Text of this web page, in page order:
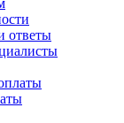
ответы